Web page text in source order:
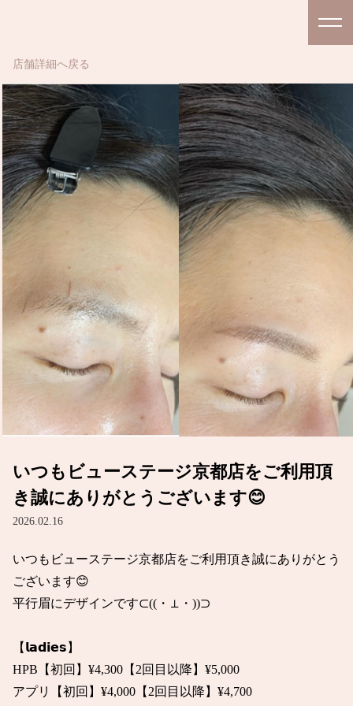
店舗詳細へ戻る
いつもビューステージ京都店をご利用頂
き誠にありがとうございます😊
2026.02.16
いつもビューステージ京都店をご利用頂き誠にありがとう
ございます😊
平行眉にデザインです⊂((・⊥・))⊃
【𝗹𝗮𝗱𝗶𝗲𝘀】
HPB【初回】¥4,300【2回目以降】¥5,000
アプリ【初回】¥4,000【2回目以降】¥4,700